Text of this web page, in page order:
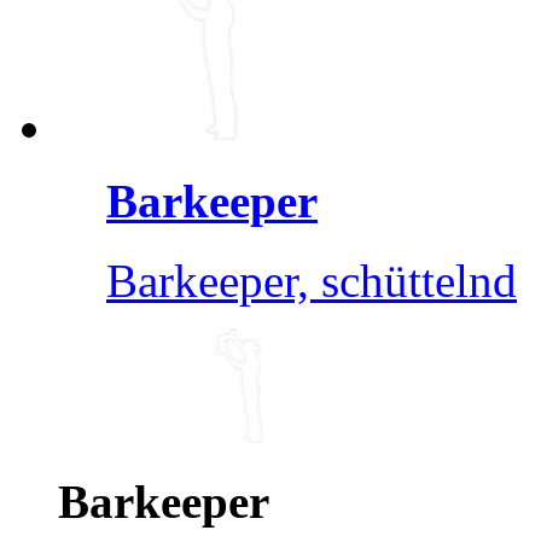
Barkeeper
Barkeeper, schüttelnd
Barkeeper